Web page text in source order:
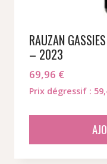
RAUZAN
– 2023
69,96 €
Prix dégressif :